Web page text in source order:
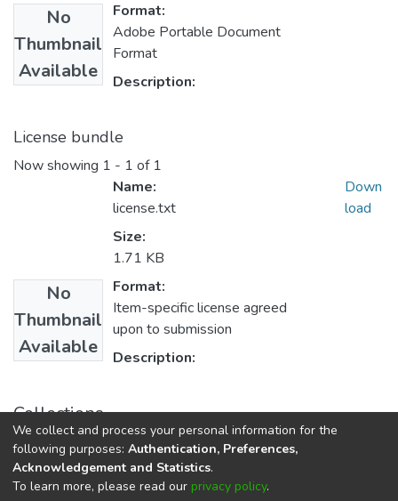
No
Thumbnail
Available
Format:
Adobe Portable Document
Format
Description:
License bundle
Now showing 1 - 1 of 1
No
Thumbnail
Available
Name:
license.txt
Size:
1.71 KB
Format:
Item-specific license agreed
upon to submission
Description:
Down
load
Collections
Tecnología en Producción Industrial
DSpace softwarecopyright © 2002-2026
We collect and process your personal information for the
following purposes: Authentication, Preferences,
Acknowledgement and Statistics.
To learn more, please read our privacy policy.